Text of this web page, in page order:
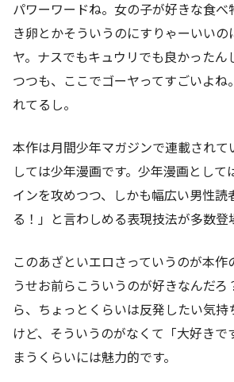
パワーワードね。女の子が好きな食
き卵とかそういうのにすりゃーいいの
ヤ。ナスでもキュウリでも良かったん
つつも、ここでゴーヤってすごいよね
れてるし。
本作は月間少年マガジンで連載されて
しては少年漫画です。少年漫画として
インを攻めつつ、しかも幅広い男性読
る！」と言わしめる表現技法が多数登
このあざといエロさっていうのが本
うせお前らこういうのが好きなんだろ
ら、ちょっとくらいは反発したい気
けど、そういうのがなくて「大好きで
まうくらいには魅力的です。